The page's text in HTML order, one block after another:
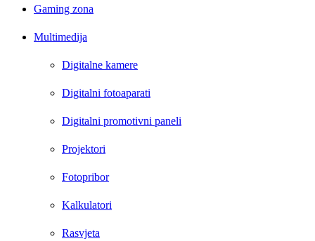
Gaming zona
Multimedija
Digitalne kamere
Digitalni fotoaparati
Digitalni promotivni paneli
Projektori
Fotopribor
Kalkulatori
Rasvjeta